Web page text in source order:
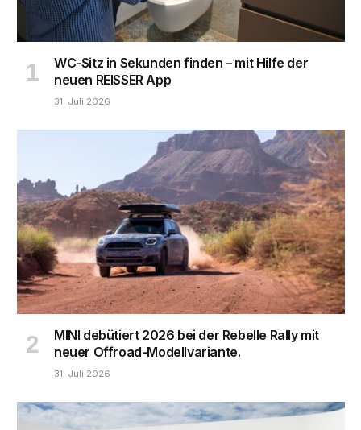
WC-Sitz in Sekunden finden – mit Hilfe der
neuen REISSER App
31. Juli 2026
MINI debütiert 2026 bei der Rebelle Rally mit
neuer Offroad-Modellvariante.
31. Juli 2026